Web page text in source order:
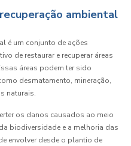
ambiental
é um conjunto de ações
de restaurar e recuperar áreas
áreas podem ter sido
desmatamento, mineração,
naturais.
os danos causados ao meio
biodiversidade e a melhoria das
envolver desde o plantio de